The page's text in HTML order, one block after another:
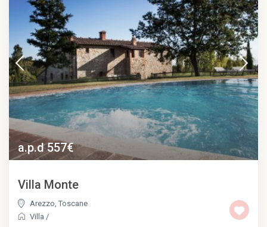
a.p.d 557€
Villa Monte
Arezzo,Toscane
Villa /